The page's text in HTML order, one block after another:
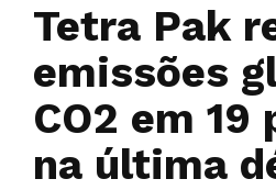
Tetra Pak
emissões
CO2 em 19
na última